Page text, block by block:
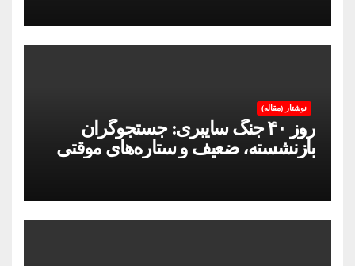
نوشتار (مقاله)
روز ۴۰ جنگ سایبری: جستجوگران
بازنشسته، ضعیف و ستاره‌های موقتی